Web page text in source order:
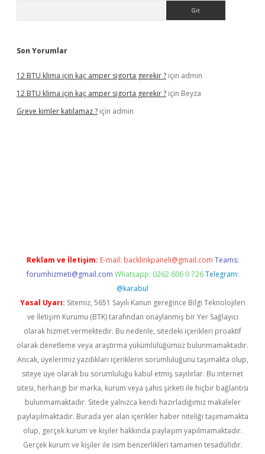
Son Yorumlar
12 BTU klima için kaç amper sigorta gerekir ? için admin
12 BTU klima için kaç amper sigorta gerekir ? için Beyza
Greve kimler katılamaz ? için admin
Reklam ve İletişim: E-mail: backlinkpaneli@gmail.com Teams:
forumhizmeti@gmail.com Whatsapp: 0262 606 0 726 Telegram:
@karabul
Yasal Uyarı: Sitemiz, 5651 Sayılı Kanun gereğince Bilgi Teknolojileri
ve İletişim Kurumu (BTK) tarafından onaylanmış bir Yer Sağlayıcı
olarak hizmet vermektedir. Bu nedenle, sitedeki içerikleri proaktif
olarak denetleme veya araştırma yükümlülüğümüz bulunmamaktadır.
Ancak, üyelerimiz yazdıkları içeriklerin sorumluluğunu taşımakta olup,
siteye üye olarak bu sorumluluğu kabul etmiş sayılırlar. Bu internet
sitesi, herhangi bir marka, kurum veya şahıs şirketi ile hiçbir bağlantısı
bulunmamaktadır. Sitede yalnızca kendi hazırladığımız makaleler
paylaşılmaktadır. Burada yer alan içerikler haber niteliği taşımamakta
olup, gerçek kurum ve kişiler hakkında paylaşım yapılmamaktadır.
Gerçek kurum ve kişiler ile isim benzerlikleri tamamen tesadüfidir.